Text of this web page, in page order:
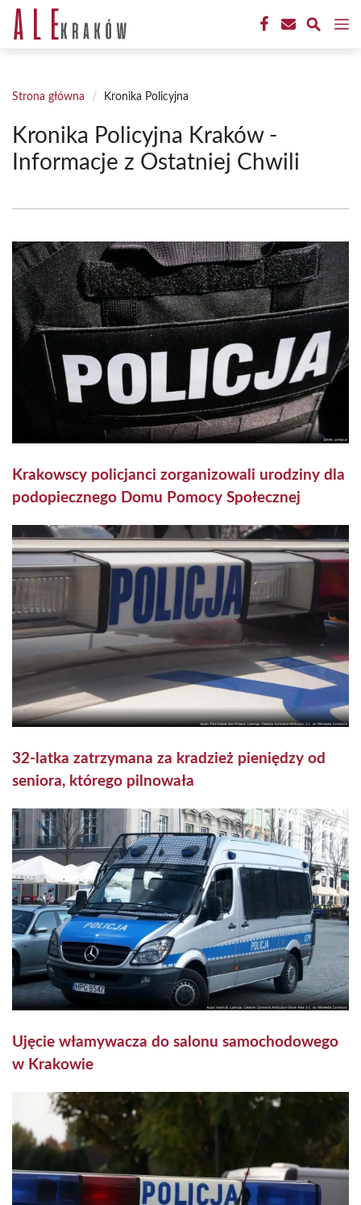
Przejdź
treści
Strona główna / Kronika Policyjna
Kronika Policyjna Kraków -
Informacje z Ostatniej Chwili
Krakowscy policjanci zorganizowali urodziny dla
podopiecznego Domu Pomocy Społecznej
32-latka zatrzymana za kradzież pieniędzy od
seniora, którego pilnowała
Ujęcie włamywacza do salonu samochodowego
w Krakowie